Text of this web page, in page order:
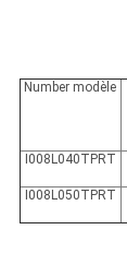
Number modèle
I008L040TPRT
I008L050TPRT